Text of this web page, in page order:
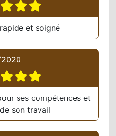
et soigné
ses compétences et
son travail